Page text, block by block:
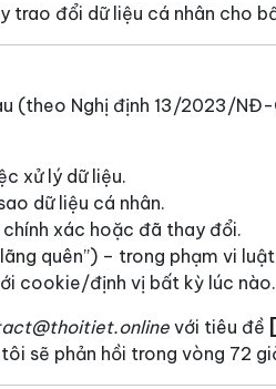
trao đổi dữ liệu cá nhân cho
(theo Nghị định 13/2023/NĐ-
xử lý dữ liệu.
dữ liệu cá nhân.
chính xác hoặc đã thay đổi.
quên”) – trong phạm vi
cookie/định vị bất kỳ lúc nào.
với tiêu đề
sẽ phản hồi trong vòng 72